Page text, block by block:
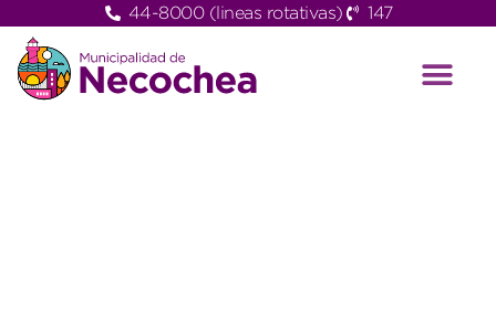
44-8000 (lineas rotativas) 147